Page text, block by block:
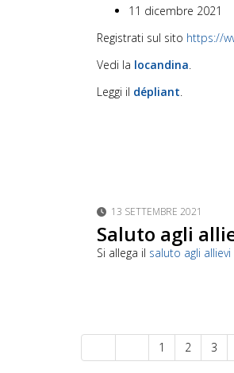
11 dicembre 2021
Registrati sul sito https://
Vedi la locandina.
Leggi il dépliant.
13 SETTEMBRE 2021
Saluto agli
Si allega il saluto agli
1 2 3